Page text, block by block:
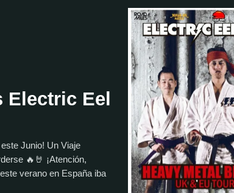
Electric Eel
Junio! Un Viaje
🔥🤘 ¡Atención,
verano en España iba